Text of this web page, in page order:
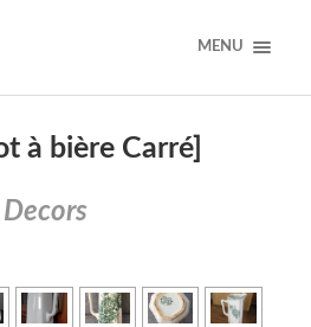
MENU
à bière Carré]
Decors